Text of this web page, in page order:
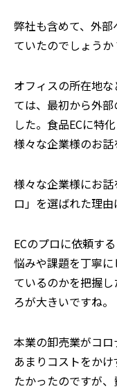
⸺弊社も含めて、外
ていたのでしょうか
オフィスの所在地
ては、最初から外
した。食品ECに特
様々な企業様のお話
⸺様々な企業様にお
ロ」を選ばれた理
ECのプロに依頼す
悩みや課題を丁寧
ているのかを把握
ろが大きいですね。
本業の卸売業がコロ
あまりコストをか
たかったのですが